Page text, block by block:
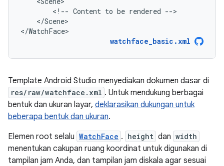
<!-- Content to be rendered
</Scene>
</WatchFace>
watchface_basic.xml
Template Android Studio menyediakan dokumen dasar di
res/raw/watchface.xml . Untuk mendukung berbagai
bentuk dan ukuran layar, deklarasikan dukungan untuk
beberapa bentuk dan ukuran.
Elemen root selalu WatchFace . height dan width
menentukan cakupan ruang koordinat untuk digunakan di
tampilan jam Anda, dan tampilan jam diskala agar sesuai